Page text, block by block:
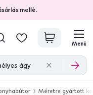
mellé.
Menü
Méretre gyártott